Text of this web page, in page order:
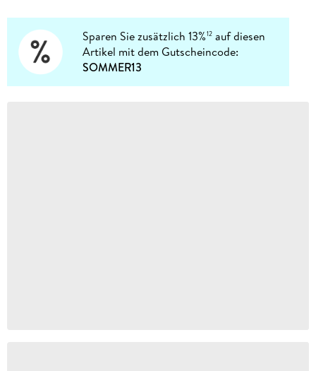
Sparen Sie zusätzlich 13%12 auf diesen
Artikel mit dem Gutscheincode:
SOMMER13